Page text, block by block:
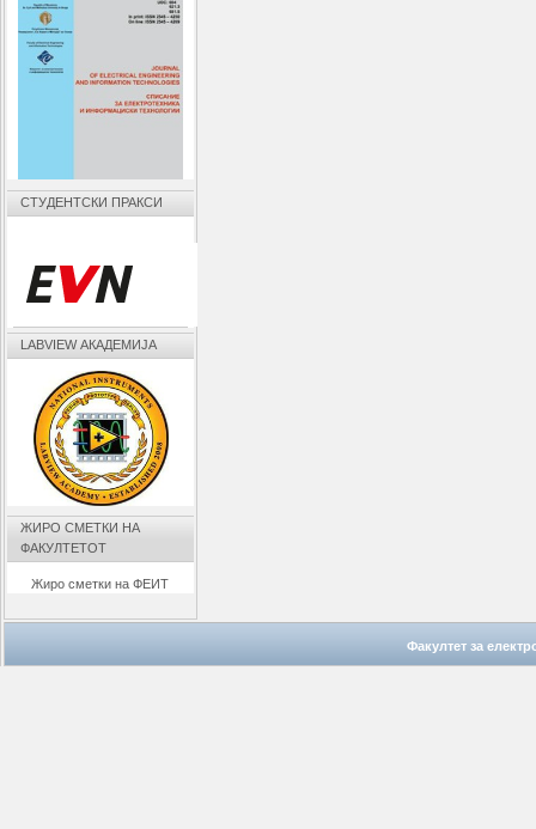
СТУДЕНТСКИ ПРАКСИ
LABVIEW АКАДЕМИЈА
ЖИРО СМЕТКИ НА
ФАКУЛТЕТОТ
Жиро сметки на ФЕИТ
Факултет за